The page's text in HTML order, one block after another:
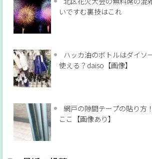
いですむ裏技はこれ
ハッカ油のボトルはダイソ
使える？daiso【画像】
網戸の隙間テープの貼り方
ここ【画像あり】